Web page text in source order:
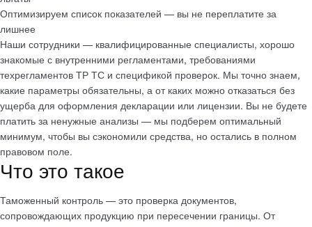
Оптимизируем список показателей — вы не переплатите за
лишнее
Наши сотрудники — квалифицированные специалисты, хорошо
знакомые с внутренними регламентами, требованиями
техрегламентов ТР ТС и спецификой проверок. Мы точно знаем,
какие параметры обязательны, а от каких можно отказаться без
ущерба для оформления декларации или лицензии. Вы не будете
платить за ненужные анализы — мы подберем оптимальный
минимум, чтобы вы сэкономили средства, но остались в полном
правовом поле.
Что это такое
Таможенный контроль — это проверка документов,
сопровождающих продукцию при пересечении границы. От